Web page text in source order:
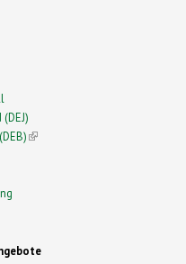
(link is external)